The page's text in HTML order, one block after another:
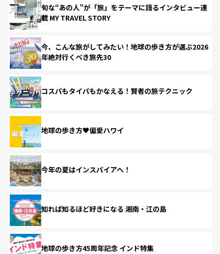
旬な“あの人”が「旅」をテーマに語るインタビュー連
載 MY TRAVEL STORY
今、こんな旅がしてみたい！地球の歩き方が選ぶ2026
年絶対行くべき旅先30
コスパもタイパもかなえる！賢者の旅テクニック
地球の歩き方♥偏愛ハワイ
今年の夏はインスパイアへ！
知れば知るほど好きになる 湘南・江の島
地球の歩き方45周年記念 インド特集